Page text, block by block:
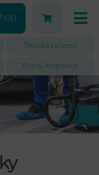
Školská zařízení
Firmy, korporace